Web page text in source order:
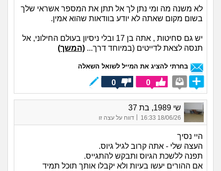
לא משנה מה ומי נתן לך אל תתן את המספר אשראי שלך
בשום מקום שאתה לא יודע בוודאות שהוא אמין.
יש גם סחיטות , אתה בן 17 ובלי ניסיון בעולם החילוני, אל
תנסה לצאת לדייטים (במיוחד דרך... (המשך)
בחרתי להציג את המייל לשואל השאלה
0
0
שי 1989, בת 37
18/06/26 16:33 דווח על עצה זו
היי נסיך
העצה שלי - אתה קרוב לגיל גיוס.
תפנה ללשכת הגיוס ותבקש להתגייס.
אם ההורים יעשו בעיות ולא יקבלו אותך תוכל תמיד